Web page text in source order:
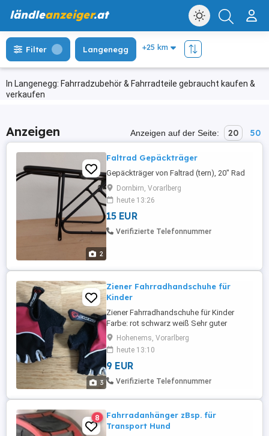
ländleanzeiger.at
In Langenegg: Fahrradzubehör & Fahrradteile gebraucht kaufen &
verkaufen
Filter Langenegg
Anzeigen Anzeigen auf der Seite: 20 50
2
Faltrad Gepäckträger
Gepäckträger von Faltrad (tern), 20" Rad
Dornbirn, Vorarlberg
heute 13:26
15 EUR
Verifizierte Telefonnummer
3
Ziener Fahrradhandschuhe für
Kinder
Ziener Fahrradhandschuhe für Kinder
Farbe: rot schwarz weiß Sehr guter
Zustand, wenig verwendet, sind leider zu
klein geworden; VHB: 9 Euro
Hohenems, Vorarlberg
heute 13:10
9 EUR
Verifizierte Telefonnummer
8
Fahrradanhänger zBsp. für
Transport Hund